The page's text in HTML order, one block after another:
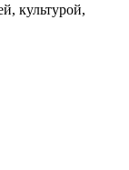
культурой,